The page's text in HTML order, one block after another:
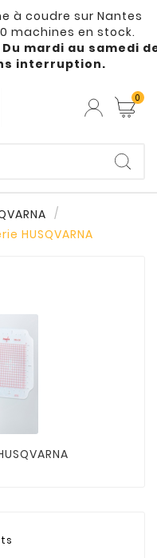
à coudre sur Nantes
machines en stock.
Du mardi au samedi
interruption.
0
HUSQVARNA